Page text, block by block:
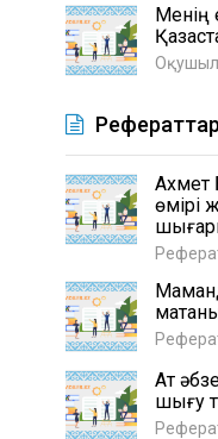
Менің
Рефераттар
Ахмет
өмірі
Ат
шығу